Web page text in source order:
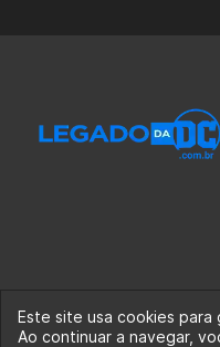
© 2020-2026 Legado
Este site usa cookies para
Ao continuar a navegar,